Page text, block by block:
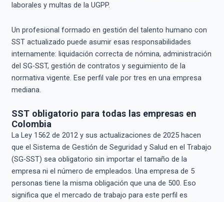
laborales y multas de la UGPP.
Un profesional formado en gestión del talento humano con
SST actualizado puede asumir esas responsabilidades
internamente: liquidación correcta de nómina, administración
del SG-SST, gestión de contratos y seguimiento de la
normativa vigente. Ese perfil vale por tres en una empresa
mediana.
SST obligatorio para todas las empresas en
Colombia
La Ley 1562 de 2012 y sus actualizaciones de 2025 hacen
que el Sistema de Gestión de Seguridad y Salud en el Trabajo
(SG-SST) sea obligatorio sin importar el tamaño de la
empresa ni el número de empleados. Una empresa de 5
personas tiene la misma obligación que una de 500. Eso
significa que el mercado de trabajo para este perfil es